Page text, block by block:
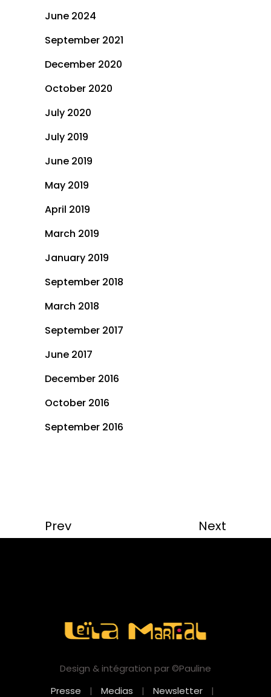
June 2024
September 2021
December 2020
October 2020
July 2020
July 2019
June 2019
May 2019
April 2019
March 2019
January 2019
September 2018
March 2018
September 2017
June 2017
December 2016
October 2016
September 2016
Prev Next
Design & intégration par ©Pauline
Presse
| Medias | Newsletter |